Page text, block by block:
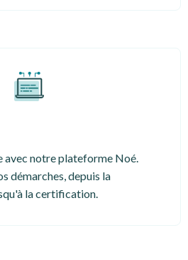
avec notre plateforme Noé.
démarches, depuis la
la certification.